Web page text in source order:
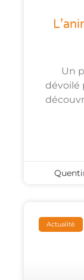
Un
dévoilé
Actualité